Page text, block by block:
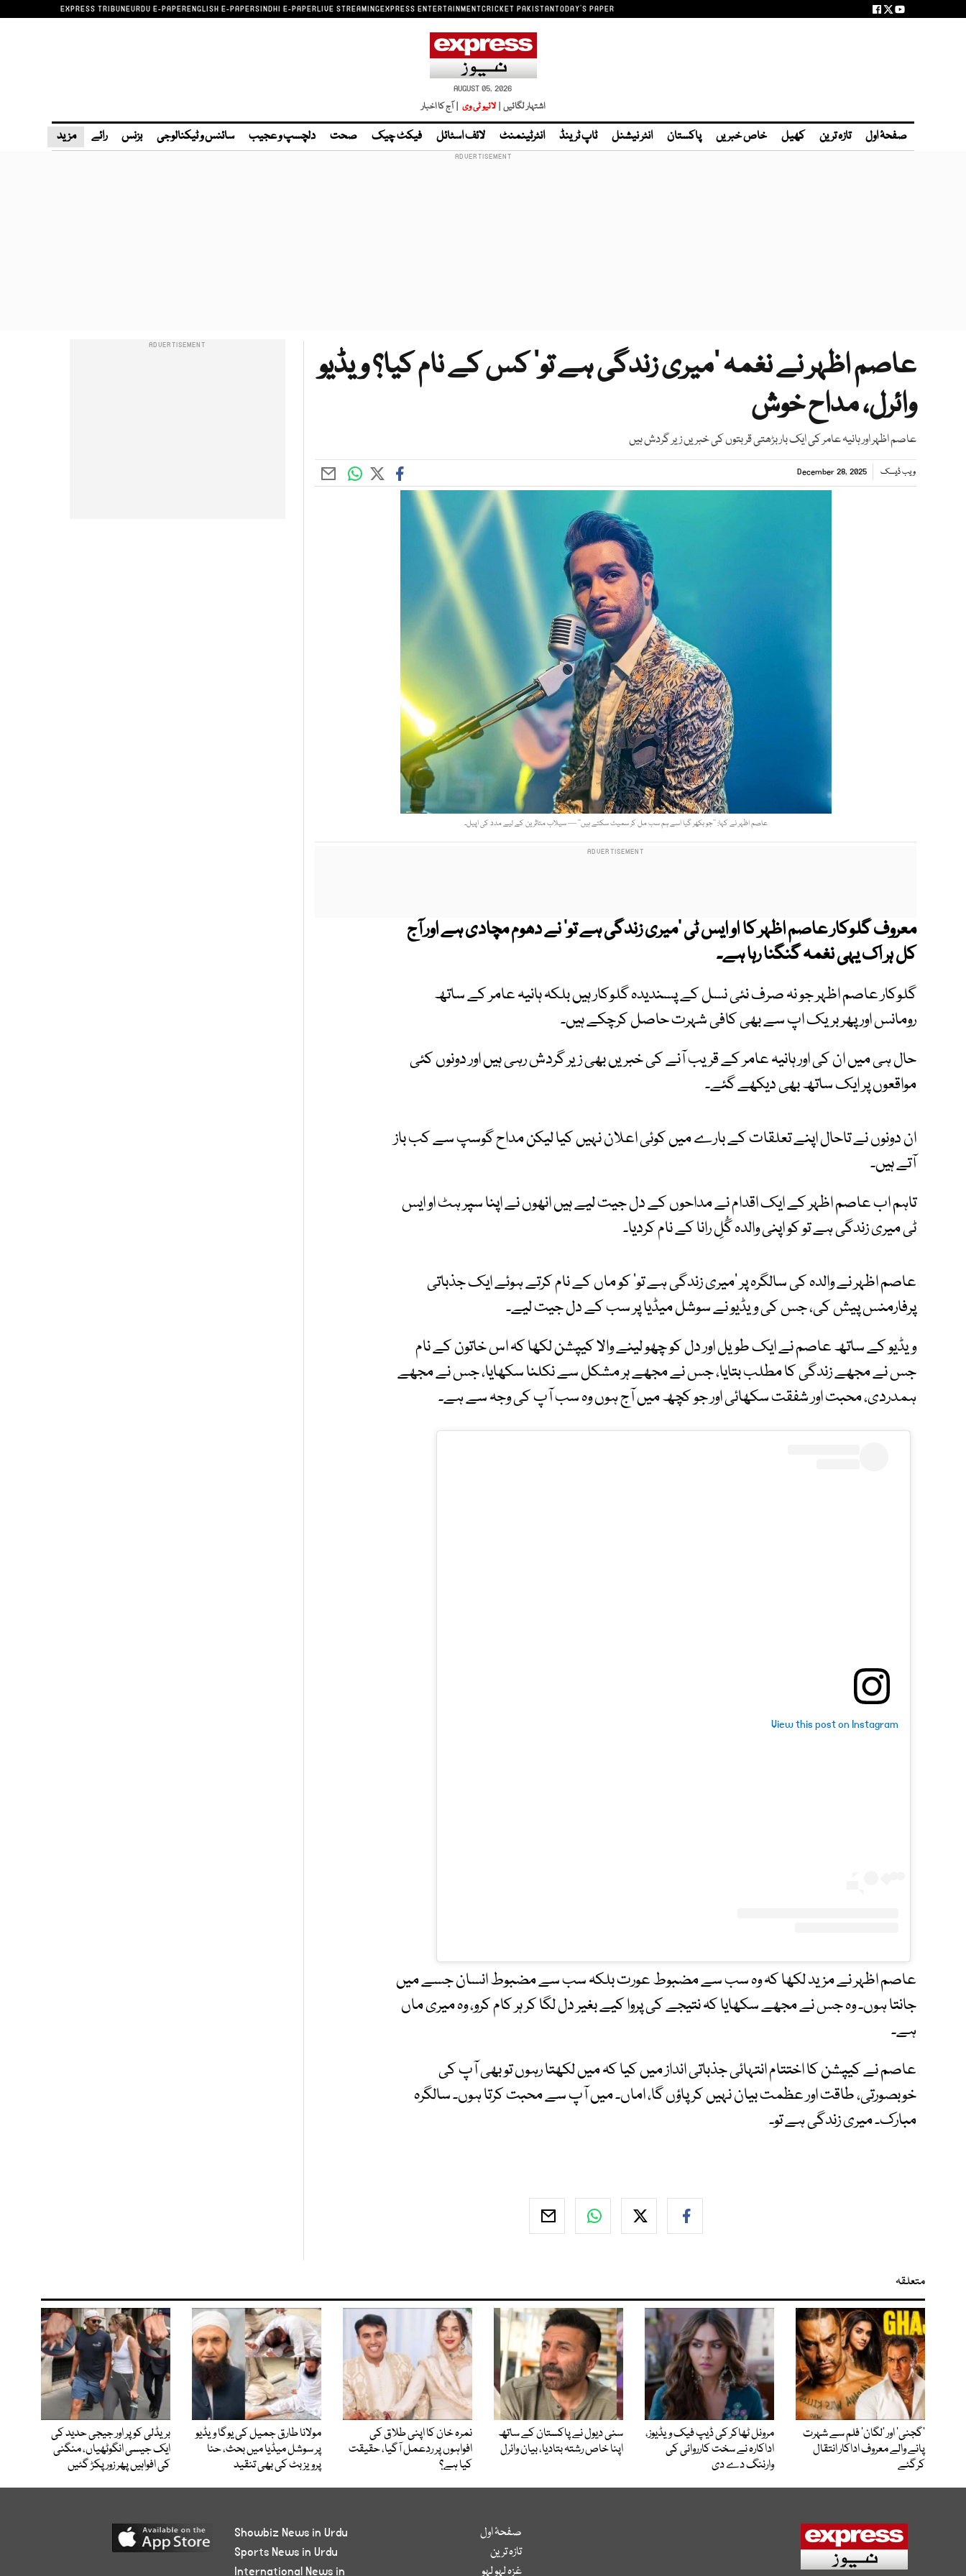
EXPRESS TRIBUNEURDU E-PAPERENGLISH E-PAPERSINDHI E-PAPERLIVE STREAMINGEXPRESS ENTERTAINMENTCRICKET PAKISTANTODAY'S PAPER
AUGUST 05, 2026
اشتہار لگائیں | لائیو ٹی وی | آج کا اخبار
صفحۂ اول تازہ ترین کھیل خاص خبریں پاکستان انٹر نیشنل ٹاپ ٹرینڈ انٹرٹینمنٹ لائف اسٹائل فیکٹ چیک صحت دلچسپ و عجیب سائنس و ٹیکنالوجی بزنس رائے مزید
عاصم اظہر نے نغمہ ’میری زندگی ہے تو‘ کس کے نام کیا؟ ویڈیو
وائرل، مداح خوش
عاصم اظہر اور ہانیہ عامر کی ایک بار بڑھتی قربتوں کی خبریں زیر گردش ہیں
ویب ڈیسک December 28, 2025
عاصم اظہر نے کہا: ’’جو بکھر گیا اسے ہم سب مل کر سمیٹ سکتے ہیں‘‘ — سیلاب متاثرین کے لیے مدد کی اپیل۔
معروف گلوکار عاصم اظہر کا او ایس ٹی ’میری زندگی ہے تو‘ نے دھوم مچادی ہے اور آج
کل ہر اک یہی نغمہ گنگنا رہا ہے۔
گلوکار عاصم اظہر جو نہ صرف نئی نسل کے پسندیدہ گلوکار ہیں بلکہ ہانیہ عامر کے ساتھ
رومانس اور پھر بریک اپ سے بھی کافی شہرت حاصل کرچکے ہیں۔
حال ہی میں ان کی اور ہانیہ عامر کے قریب آنے کی خبریں بھی زیر گردش رہی ہیں اور دونوں کئی
مواقعوں پر ایک ساتھ بھی دیکھے گئے۔
ان دونوں نے تاحال اپنے تعلقات کے بارے میں کوئی اعلان نہیں کیا لیکن مداح گوسپ سے کب باز
آتے ہیں۔
تاہم اب عاصم اظہر کے ایک اقدام نے مداحوں کے دل جیت لیے ہیں انھوں نے اپنا سپر ہٹ او ایس
ٹی میری زندگی ہے تو کو اپنی والدہ گُلِ رانا کے نام کردیا۔
عاصم اظہر نے والدہ کی سالگرہ پر ’میری زندگی ہے تو‘ کو ماں کے نام کرتے ہوئے ایک جذباتی
پرفارمنس پیش کی، جس کی ویڈیو نے سوشل میڈیا پر سب کے دل جیت لیے۔
ویڈیو کے ساتھ عاصم نے ایک طویل اور دل کو چھو لینے والا کیپشن لکھا کہ اس خاتون کے نام
جس نے مجھے زندگی کا مطلب بتایا، جس نے مجھے ہر مشکل سے نکلنا سکھایا، جس نے مجھے
ہمدردی، محبت اور شفقت سکھائی اور جو کچھ میں آج ہوں وہ سب آپ کی وجہ سے ہے۔
View this post on Instagram
عاصم اظہر نے مزید لکھا کہ وہ سب سے مضبوط عورت بلکہ سب سے مضبوط انسان جسے میں
جانتا ہوں۔ وہ جس نے مجھے سکھایا کہ نتیجے کی پروا کیے بغیر دل لگا کر ہر کام کرو، وہ میری ماں
ہے۔
عاصم نے کیپشن کا اختتام انتہائی جذباتی انداز میں کیا کہ میں لکھتا رہوں تو بھی آپ کی
خوبصورتی، طاقت اور عظمت بیان نہیں کر پاؤں گا، اماں۔ میں آپ سے محبت کرتا ہوں۔ سالگرہ
مبارک۔ میری زندگی ہے تو۔
متعلقہ
’گجنی‘ اور ’لگان‘ فلم سے شہرت
پانے والے معروف اداکار انتقال
کرگئے
مرونل ٹھاکر کی ڈیپ فیک ویڈیوز،
اداکارہ نے سخت کارروائی کی
وارننگ دے دی
سنی دیول نے پاکستان کے ساتھ
اپنا خاص رشتہ بتادیا، بیان وائرل
نمرہ خان کا اپنی طلاق کی
افواہوں پر ردعمل آگیا، حقیقت
کیا ہے؟
مولانا طارق جمیل کی یوگا ویڈیو
پر سوشل میڈیا میں بحث، حنا
پرویز بٹ کی بھی تنقید
بریڈلی کوپر اور جیجی حدید کی
ایک جیسی انگوٹھیاں، منگنی
کی افواہیں پھر زور پکڑ گئیں
صفحۂ اول
تازہ ترین
غزہ لہو لہو
Showbiz News in Urdu
Sports News in Urdu
International News in